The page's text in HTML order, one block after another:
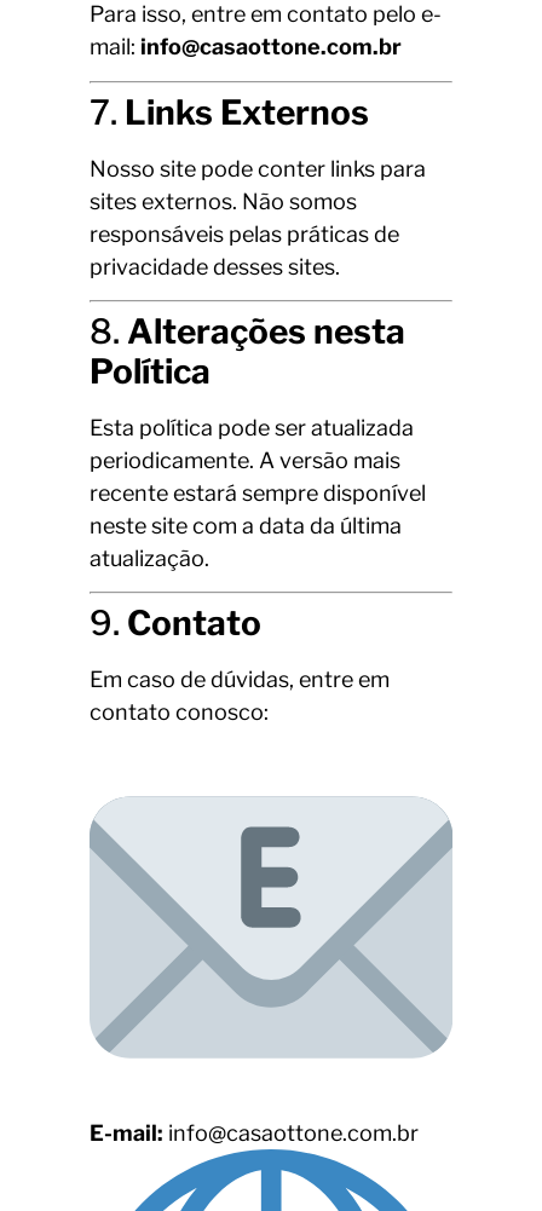
Para isso, entre em contato pelo e-
mail: info@casaottone.com.br
7. Links Externos
Nosso site pode conter links para
sites externos. Não somos
responsáveis pelas práticas de
privacidade desses sites.
8. Alterações nesta
Política
Esta política pode ser atualizada
periodicamente. A versão mais
recente estará sempre disponível
neste site com a data da última
atualização.
9. Contato
Em caso de dúvidas, entre em
contato conosco:
E-mail: info@casaottone.com.br